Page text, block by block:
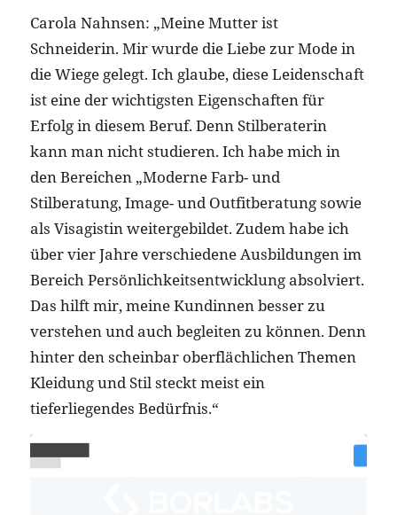
Carola Nahnsen: „Meine Mutter ist
Schneiderin. Mir wurde die Liebe zur Mode in
die Wiege gelegt. Ich glaube, diese Leidenschaft
ist eine der wichtigsten Eigenschaften für
Erfolg in diesem Beruf. Denn Stilberaterin
kann man nicht studieren. Ich habe mich in
den Bereichen „Moderne Farb- und
Stilberatung, Image- und Outfitberatung sowie
als Visagistin weitergebildet. Zudem habe ich
über vier Jahre verschiedene Ausbildungen im
Bereich Persönlichkeitsentwicklung absolviert.
Das hilft mir, meine Kundinnen besser zu
verstehen und auch begleiten zu können. Denn
hinter den scheinbar oberflächlichen Themen
Kleidung und Stil steckt meist ein
tieferliegendes Bedürfnis.“